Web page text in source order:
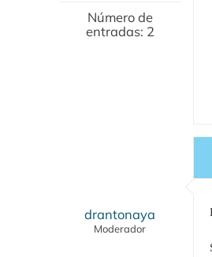
Número de
entradas: 2
drantonaya
Moderador